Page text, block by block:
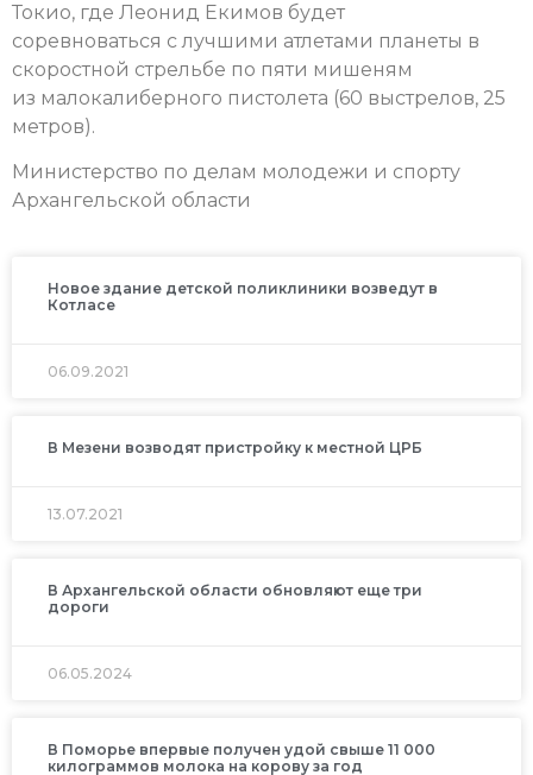
Токио, где Леонид Екимов будет
соревноваться с лучшими атлетами планеты в
скоростной стрельбе по пяти мишеням
из малокалиберного пистолета (60 выстрелов, 25
метров).
Министерство по делам молодежи и спорту
Архангельской области
Новое здание детской поликлиники возведут в
Котласе
06.09.2021
В Мезени возводят пристройку к местной ЦРБ
13.07.2021
В Архангельской области обновляют еще три
дороги
06.05.2024
В Поморье впервые получен удой свыше 11 000
килограммов молока на корову за год